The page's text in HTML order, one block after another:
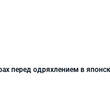
перед одряхлением в